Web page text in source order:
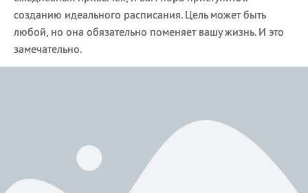
созданию идеального расписания. Цель может быть
любой, но она обязательно поменяет вашу жизнь. И это
замечательно.